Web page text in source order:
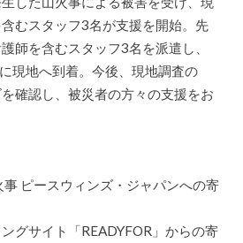
むスタッフ3名が支援を開始。先
師を含むスタッフ3名を派遣し、
現地へ到着。今後、現地調査の
確認し、被災者の方々の支援をお
事 ピースウィンズ・ジャパンへの寄
グサイト「READYFOR」からの寄